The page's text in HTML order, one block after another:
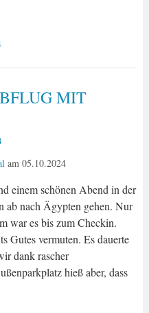
MIT
am 05.10.2024
einem schönen Abend in der
ab nach Ägypten gehen. Nur
war es bis zum Checkin.
Gutes vermuten. Es dauerte
dank rascher
hieß aber, dass